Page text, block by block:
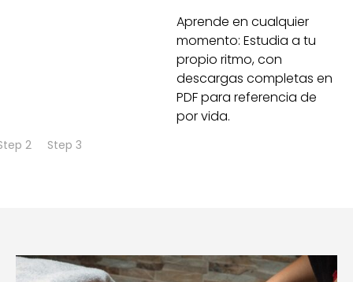
Aprende en cualquier
momento: Estudia a tu
propio ritmo, con
descargas completas en
PDF para referencia de
por vida.